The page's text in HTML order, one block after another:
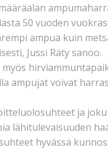
50 vuoden
ampua kuin
Jussi Räty sanoo.
ampujat voivat
ja
lähitulevaisuuden
hyvässä